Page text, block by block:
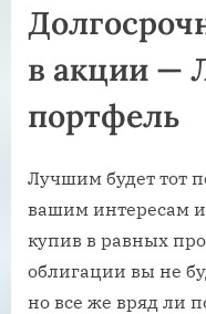
в акции —
портфель
Лучшим будет тот
вашим интересам
купив в равных
облигации вы не
но все же вряд ли